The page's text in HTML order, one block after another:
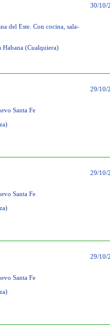
del Este. Con cocina, sala-
(Cualquiera)
30/10/
Santa Fe
29/10/
Santa Fe
29/10/
Santa Fe
29/10/